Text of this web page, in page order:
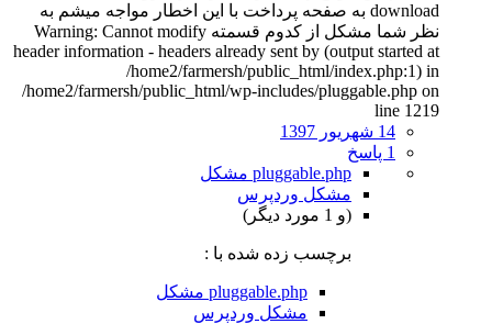
download به صفحه پرداخت با این اخطار مواجه میشم به
نظر شما مشکل از کدوم قسمته Warning: Cannot modify
header information - headers already sent by (output started at
/home2/farmersh/public_html/index.php:1) in
/home2/farmersh/public_html/wp-includes/pluggable.php on
line 1219
14 شهریور 1397
1 پاسخ
pluggable.php مشکل
مشکل وردپرس
(و 1 مورد دیگر)
برچسب زده شده با :
pluggable.php مشکل
مشکل وردپرس